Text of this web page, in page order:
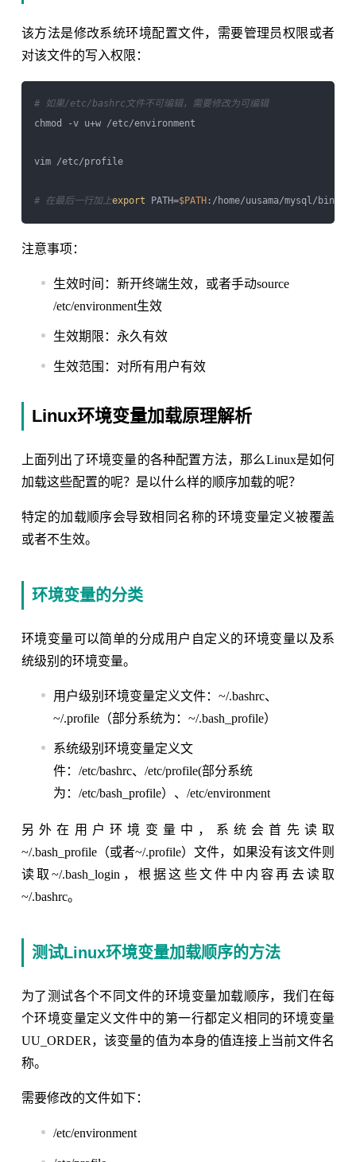
该方法是修改系统环境配置文件，需要管理员权限或者
对该文件的写入权限：
# 如果/etc/bashrc文件不可编辑，需要修改为可编辑
chmod -v u+w /etc/environment
vim /etc/profile
# 在最后一行加上export PATH=$PATH
注意事项：
生效时间：新开终端生效，或者手动source
/etc/environment生效
生效期限：永久有效
生效范围：对所有用户有效
Linux环境变量加载原理解析
上面列出了环境变量的各种配置方法，那么Linux是如何
加载这些配置的呢？是以什么样的顺序加载的呢？
特定的加载顺序会导致相同名称的环境变量定义被覆盖
或者不生效。
环境变量的分类
环境变量可以简单的分成用户自定义的环境变量以及系
统级别的环境变量。
用户级别环境变量定义文件：~/.bashrc、
~/.profile（部分系统为：~/.bash_profile）
系统级别环境变量定义文
件：/etc/bashrc、/etc/profile(部分系统
为：/etc/bash_profile）、/etc/environment
另外在用户环境变量中，系统会首先读取
~/.bash_profile（或者~/.profile）文件，如果没有该文件则
读取~/.bash_login，根据这些文件中内容再去读取
~/.bashrc。
测试Linux环境变量加载顺序的方法
为了测试各个不同文件的环境变量加载顺序，我们在每
个环境变量定义文件中的第一行都定义相同的环境变量
UU_ORDER，该变量的值为本身的值连接上当前文件名
称。
需要修改的文件如下：
/etc/environment